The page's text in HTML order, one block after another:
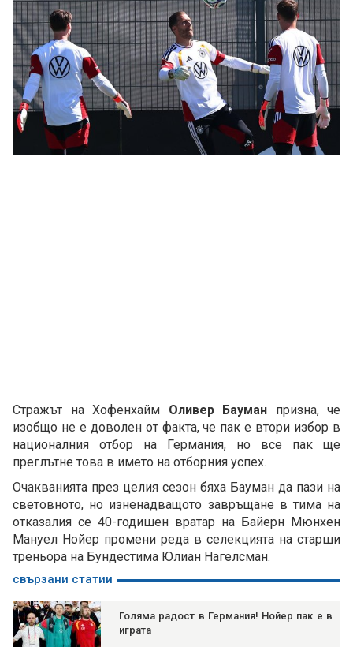
Стражът на Хофенхайм Оливер Бауман призна, че
изобщо не е доволен от факта, че пак е втори избор в
националния отбор на Германия, но все пак ще
преглътне това в името на отборния успех.
Очакванията през целия сезон бяха Бауман да пази на
световното, но изненадващото завръщане в тима на
отказалия се 40-годишен вратар на Байерн Мюнхен
Мануел Нойер промени реда в селекцията на старши
треньора на Бундестима Юлиан Нагелсман.
свързани статии
Голяма радост в Германия! Нойер пак е в
играта